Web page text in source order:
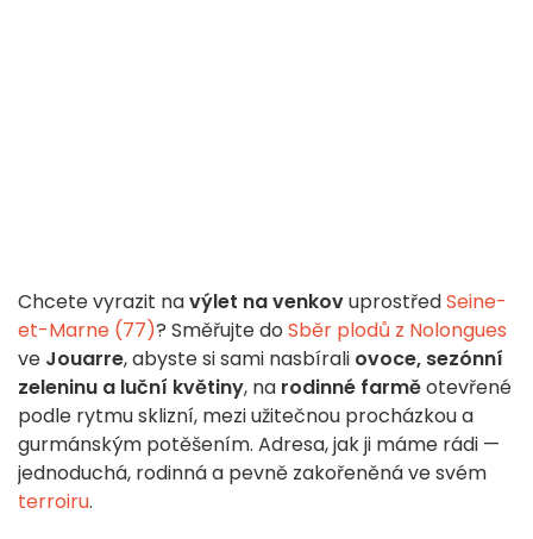
Chcete vyrazit navýlet na venkovuprostředSeine-
et-Marne (77)? Směřujte do Sběr plodů z Nolongues
ve Jouarre, abyste si sami nasbírali ovoce, sezónní
zeleninu a luční květiny, na rodinné farměotevřené
podle rytmu sklizní, mezi užitečnou procházkou a
gurmánským potěšením. Adresa, jak ji máme rádi —
jednoduchá, rodinná a pevně zakořeněná ve svém
terroiru.